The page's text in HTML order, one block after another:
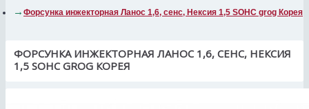
Форсунка инжекторная Ланос 1,6, сенс, Нексия 1,5 SOHC grog Корея
ФОРСУНКА ИНЖЕКТОРНАЯ ЛАНОС 1,6, СЕНС, НЕКСИЯ
1,5 SOHC GROG КОРЕЯ